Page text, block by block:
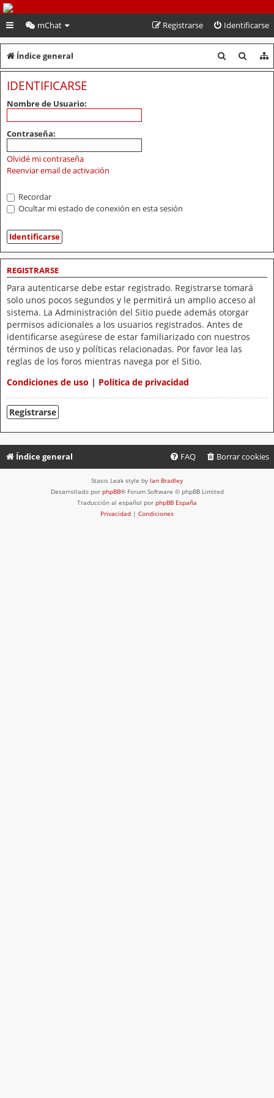
PeruVoley.com
mChat Identificarse
Registrarse
Índice general
u
u
IDENTIFICARSE
Nombre de Usuario:
Contraseña:
Olvidé mi contraseña
Reenviar email de activación
Recordar
Ocultar mi estado de conexión en esta sesión
REGISTRARSE
Para autenticarse debe estar registrado. Registrarse tomará
solo unos pocos segundos y le permitirá un amplio acceso al
sistema. La Administración del Sitio puede además otorgar
permisos adicionales a los usuarios registrados. Antes de
identificarse asegúrese de estar familiarizado con nuestros
términos de uso y políticas relacionadas. Por favor lea las
reglas de los foros mientras navega por el Sitio.
Condiciones de uso | Política de privacidad
Registrarse
Índice general Borrar cookies
FAQ
Stasis Leak style by Ian Bradley
Desarrollado por phpBB® Forum Software © phpBB Limited
Traducción al español por phpBB España
Privacidad | Condiciones